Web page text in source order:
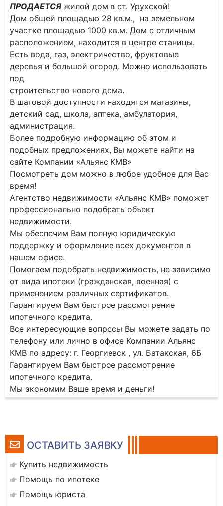
ОСТАВИТЬ ЗАЯВКУ
Купить недвижимость
Помощь по ипотеке
Помощь юриста
ПРОДАЕТСЯ жилой дом в ст. Урухской!
Дом общей площадью 28 кв.м., на земельном
участке площадью 1000 кв.м. Дом с отличным
расположением, находится в центре станицы.
Есть вода, газ, электричество, фруктовые
деревья и большой огород. Можно использовать
под
строительство нового дома.
В шаговой доступности находятся магазины,
детский сад, школа, аптека, амбулатория,
администрация.
Более подробную информацию об этом и
подобных предложениях, Вы можете найти на
сайте Компании «Альянс КМВ»
Посмотреть дом можно в любое удобное для Вас
время!
Агентство недвижимости «Альянс КМВ» поможет
профессионально подобрать объект
недвижимости.
Мы обеспечим Вам полную юридическую
поддержку и оформление всех документов в
нашем офисе.
Помогаем подобрать недвижимость, не зависимо
от вида ипотеки (гражданская, военная) с
применением различных сертификатов.
Гарантируем Вам быстрое рассмотрение
ипотечного кредита.
Все интересующие вопросы Вы можете задать по
телефону или лично в офисе Компании Альянс
КМВ по адресу: г. Георгиевск , ул. Батакская, 6Б
Гарантируем Вам быстрое рассмотрение
ипотечного кредита.
Мы экономим Ваше время и деньги!